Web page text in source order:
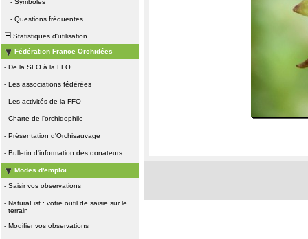
- Symboles
- Questions fréquentes
Statistiques d'utilisation
Fédération France Orchidées
- De la SFO à la FFO
- Les associations fédérées
- Les activités de la FFO
- Charte de l'orchidophile
- Présentation d'Orchisauvage
- Bulletin d'information des donateurs
Modes d'emploi
- Saisir vos observations
- NaturaList : votre outil de saisie sur le
terrain
- Modifier vos observations